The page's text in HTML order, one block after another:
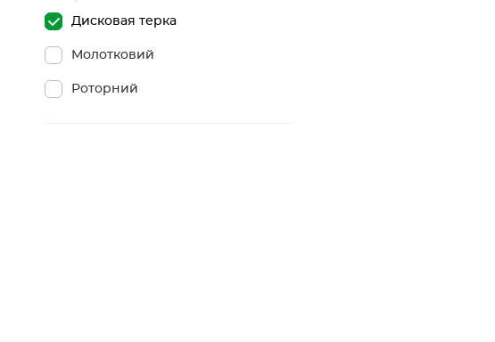
Дисковая терка
Молотковий
Роторний